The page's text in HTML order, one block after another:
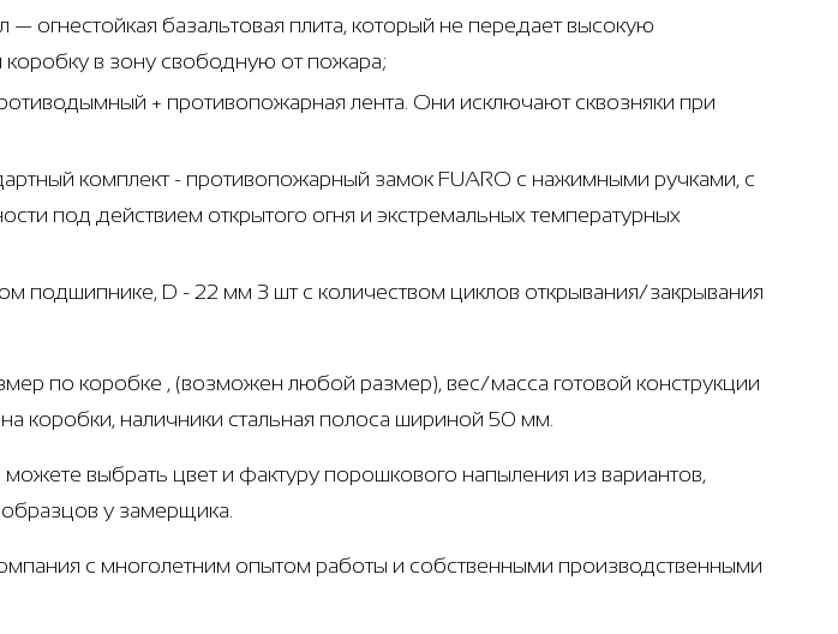
огнестойкая базальтовая плита, который не передает высокую
коробку в зону свободную от пожара;
+ противопожарная лента. Они исключают сквозняки при
комплект - противопожарный замок FUARO с нажимными ручками, с
под действием открытого огня и экстремальных температурных
подшипнике, D - 22 мм 3 шт с количеством циклов открывания/закрывания
по коробке , (возможен любой размер), вес/масса готовой конструкции
коробки, наличники стальная полоса шириной 50 мм.
выбрать цвет и фактуру порошкового напыления из вариантов,
у замерщика.
с многолетним опытом работы и собственными производственными